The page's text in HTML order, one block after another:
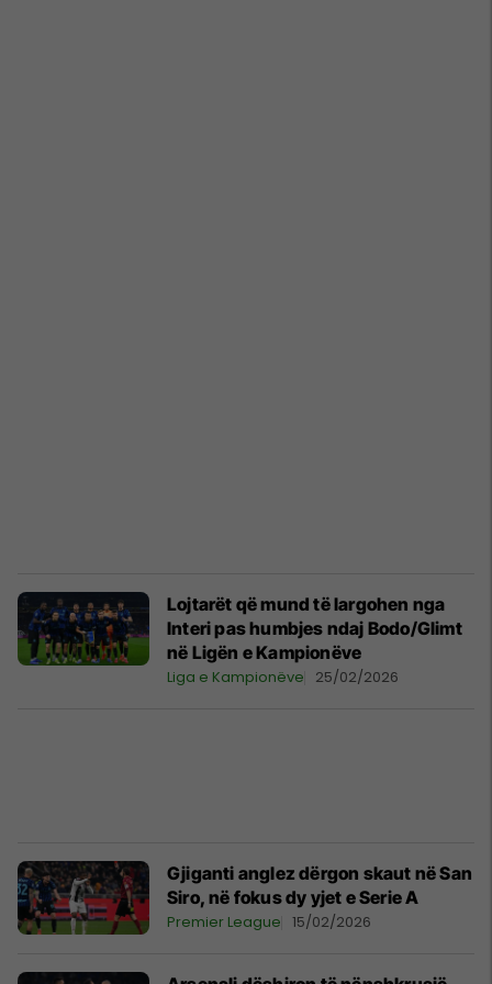
Lojtarët që mund të largohen nga
Interi pas humbjes ndaj Bodo/Glimt
në Ligën e Kampionëve
Liga e Kampionëve 25/02/2026
Gjiganti anglez dërgon skaut në San
Siro, në fokus dy yjet e Serie A
Premier League 15/02/2026